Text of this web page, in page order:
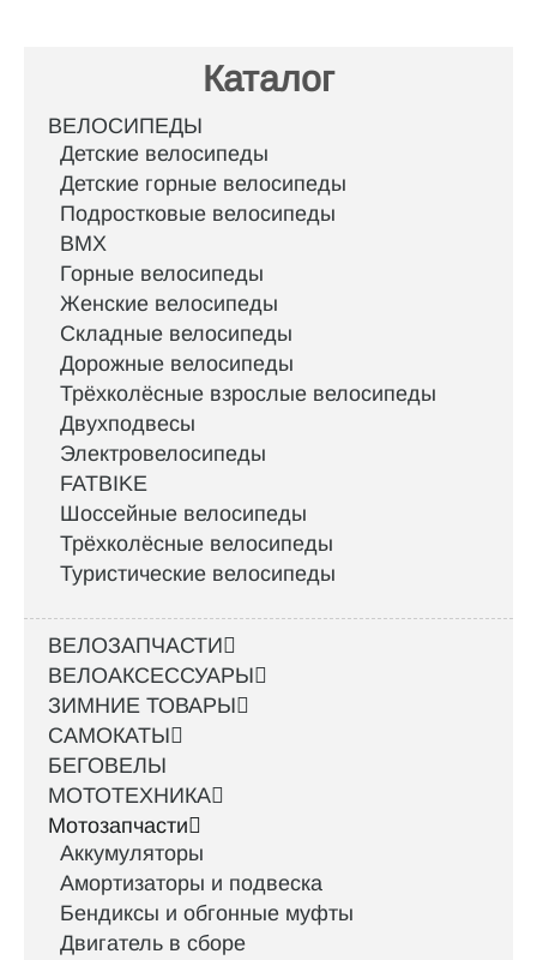
Каталог
ВЕЛОСИПЕДЫ
Детские велосипеды
Детские горные велосипеды
Подростковые велосипеды
BMX
Горные велосипеды
Женские велосипеды
Складные велосипеды
Дорожные велосипеды
Трёхколёсные взрослые велосипеды
Двухподвесы
Электровелосипеды
FATBIKE
Шоссейные велосипеды
Трёхколёсные велосипеды
Туристические велосипеды
ВЕЛОЗАПЧАСТИ
ВЕЛОАКСЕССУАРЫ
ЗИМНИЕ ТОВАРЫ
САМОКАТЫ
БЕГОВЕЛЫ
МОТОТЕХНИКА
Мотозапчасти
Аккумуляторы
Амортизаторы и подвеска
Бендиксы и обгонные муфты
Двигатель в сборе